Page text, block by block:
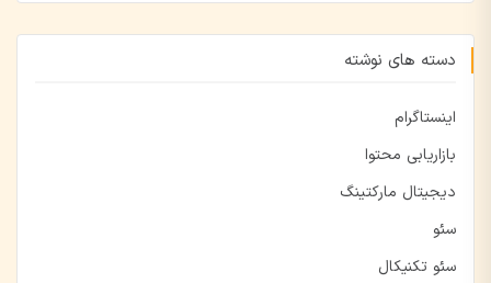
دسته های نوشته
اینستاگرام
بازاریابی محتوا
دیجیتال مارکتینگ
سئو
سئو تکنیکال